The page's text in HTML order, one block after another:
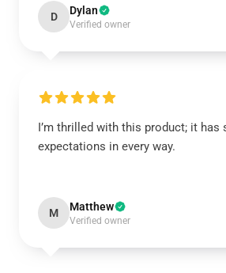
D Dylan
Verified owner
I’m thrilled with this product; it has
expectations in every way.
M Matthew
Verified owner